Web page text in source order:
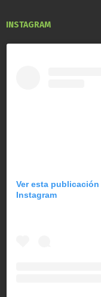
INSTAGRAM
Ver esta publicación
Instagram